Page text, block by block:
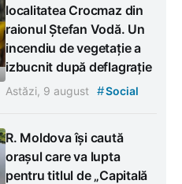
localitatea Crocmaz din
raionul Ștefan Vodă. Un
incendiu de vegetație a
izbucnit după deflagrație
Astăzi, 9 august #Social
R. Moldova își caută
orașul care va lupta
pentru titlul de „Capitală